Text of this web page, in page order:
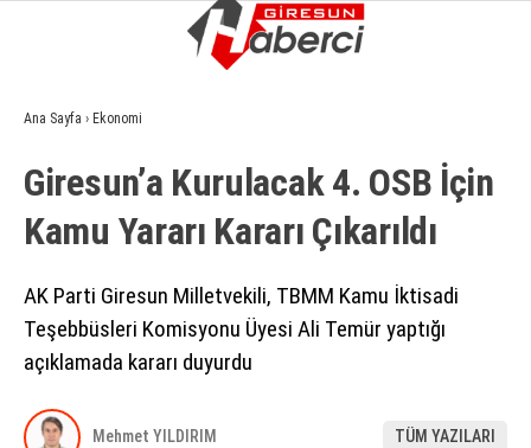
GÜNDEM
EKONOMI
SIYASET
ASAYIŞ
YAŞAM
Ana Sayfa › Ekonomi
Giresun’a Kurulacak 4. OSB İçin
Kamu Yararı Kararı Çıkarıldı
AK Parti Giresun Milletvekili, TBMM Kamu İktisadi
Teşebbüsleri Komisyonu Üyesi Ali Temür yaptığı
açıklamada kararı duyurdu
Mehmet YILDIRIM TÜM YAZILARI